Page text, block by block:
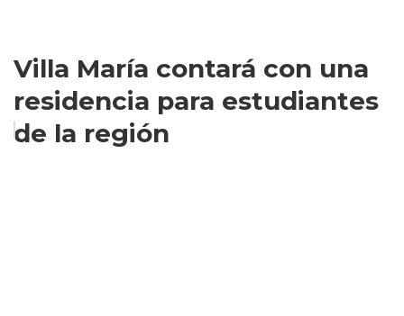
Villa María contará con una
residencia para estudiantes
de la región